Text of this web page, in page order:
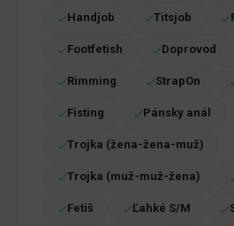
Handjob Titsjob
Footfetish Doprovod
Rimming StrapOn
Fisting Pánsky anál
Trojka (žena-žena-muž)
Trojka (muž-muž-žena)
Fetiš Ľahké S/M